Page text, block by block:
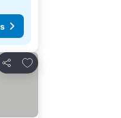
Partilhar
Adicionar aos favoritos